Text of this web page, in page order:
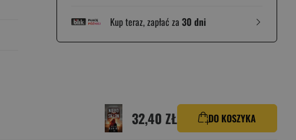
Kup teraz, zapłać za 30 dni
32,40 ZŁ DO KOSZYKA